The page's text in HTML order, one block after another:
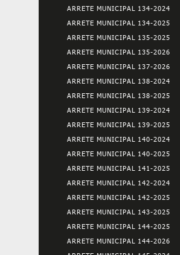
ARRETE MUNICIPAL 134-2024
ARRETE MUNICIPAL 134-2025
ARRETE MUNICIPAL 135-2025
ARRETE MUNICIPAL 135-2026
ARRETE MUNICIPAL 137-2026
ARRETE MUNICIPAL 138-2024
ARRETE MUNICIPAL 138-2025
ARRETE MUNICIPAL 139-2024
ARRETE MUNICIPAL 139-2025
ARRETE MUNICIPAL 140-2024
ARRETE MUNICIPAL 140-2025
ARRETE MUNICIPAL 141-2025
ARRETE MUNICIPAL 142-2024
ARRETE MUNICIPAL 142-2025
ARRETE MUNICIPAL 143-2025
ARRETE MUNICIPAL 144-2025
ARRETE MUNICIPAL 144-2026